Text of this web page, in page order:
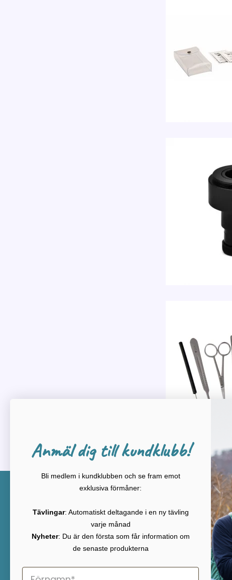
Kikkertland
ABM Nortek Aps
Gugvej 140
9210 Aalborg SØ, Danmark
+45 9630 3409
Nyheter
Kikare
Tubkikare
Teleskop
Mikroskop
Anmäl dig till kundklubb!
Bli medlem i kundklubben och se fram emot
exklusiva förmåner:
Tävlingar: Automatiskt deltagande i en ny tävling
varje månad
Nyheter: Du är den första som får information om
de senaste produkterna